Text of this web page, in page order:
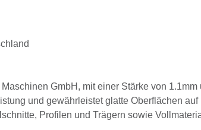
GmbH, mit einer Stärke von
und gewährleistet glatte Oberflächen
Profilen und Trägern sowie